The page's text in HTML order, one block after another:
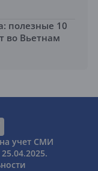
полезные 10
во Вьетнам
учет СМИ